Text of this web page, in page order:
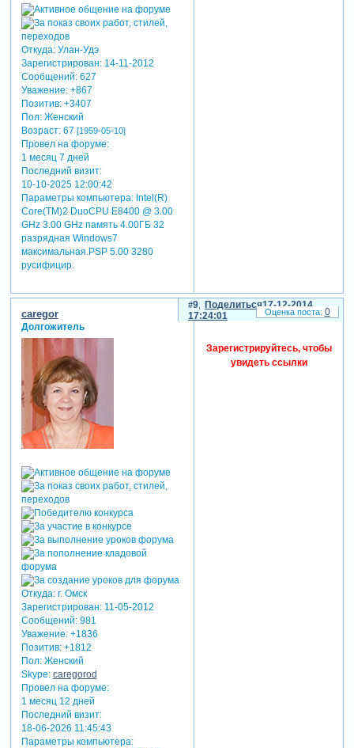
Откуда:Улан-Удэ
Зарегистрирован: 14-11-2012
Сообщений:627
Уважение: +867
Позитив: +3407
Пол:Женский
Возраст:67 [1959-05-10]
Провел на форуме:
1 месяц 7 дней
Последний визит:
10-10-2025 12:00:42
Параметры компьютера:Intel(R)
Core(TM)2 DuoCPU E8400 @ 3.00
GHz 3.00 GHz память 4.00ГБ 32
разрядная Windows7
максимальная.PSP 5.00 3280
русифицир.
Поделиться
9
17-12-2014
17:24:01
caregor
Долгожитель
Откуда:г. Омск
Зарегистрирован: 11-05-2012
Сообщений:981
Уважение: +1836
Позитив: +1812
Пол:Женский
Skype: caregorod
Провел на форуме:
1 месяц 12 дней
Последний визит:
18-06-2026 11:45:43
Параметры компьютера:
Зарегистрируйтесь, чтобы
увидеть ссылки
0